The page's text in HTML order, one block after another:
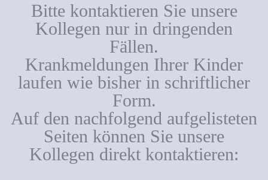
Bitte kontaktieren Sie unsere
Kollegen nur in dringenden
Fällen.
Krankmeldungen Ihrer Kinder
laufen wie bisher in schriftlicher
Form.
Auf den nachfolgend aufgelisteten
Seiten können Sie unsere
Kollegen direkt kontaktieren: